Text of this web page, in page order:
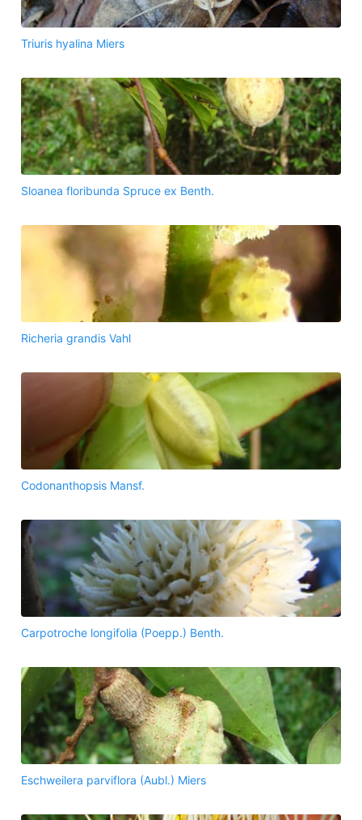
Triuris hyalina Miers
Sloanea floribunda Spruce ex Benth.
Richeria grandis Vahl
Codonanthopsis Mansf.
Carpotroche longifolia (Poepp.) Benth.
Eschweilera parviflora (Aubl.) Miers